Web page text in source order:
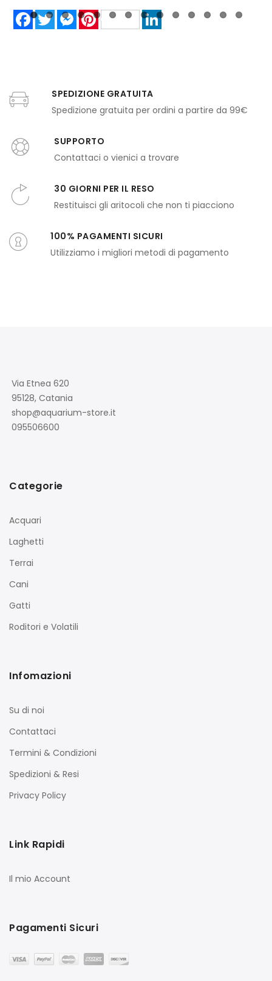
FacebookTwitterMessenger
Pinterest LinkedIn
SPEDIZIONE GRATUITA
Spedizione gratuita per ordini a partire da 99€
SUPPORTO
Contattaci o vienici a trovare
30 GIORNI PER IL RESO
Restituisci gli aritocoli che non ti piacciono
100% PAGAMENTI SICURI
Utilizziamo i migliori metodi di pagamento
Via Etnea 620
95128, Catania
shop@aquarium-store.it
095506600
Categorie
Acquari
Laghetti
Terrai
Cani
Gatti
Roditori e Volatili
Infomazioni
Su di noi
Contattaci
Termini & Condizioni
Spedizioni & Resi
Privacy Policy
Link Rapidi
Il mio Account
Pagamenti Sicuri